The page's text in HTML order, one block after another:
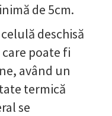
de 5cm.
deschisă
poate fi
având un
termică
se